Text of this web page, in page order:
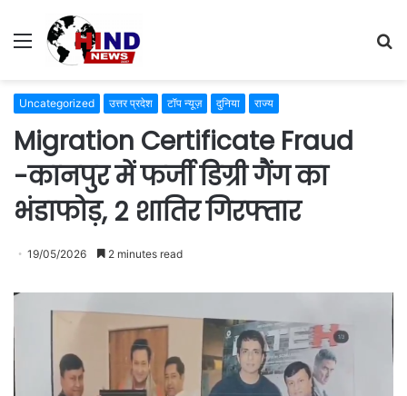
Menu
Uncategorized उत्तर प्रदेश टॉप न्यूज़ दुनिया राज्य
Migration Certificate Fraud
-कानपुर में फर्जी डिग्री गैंग का
भंडाफोड़, 2 शातिर गिरफ्तार
19/05/2026 2 minutes read